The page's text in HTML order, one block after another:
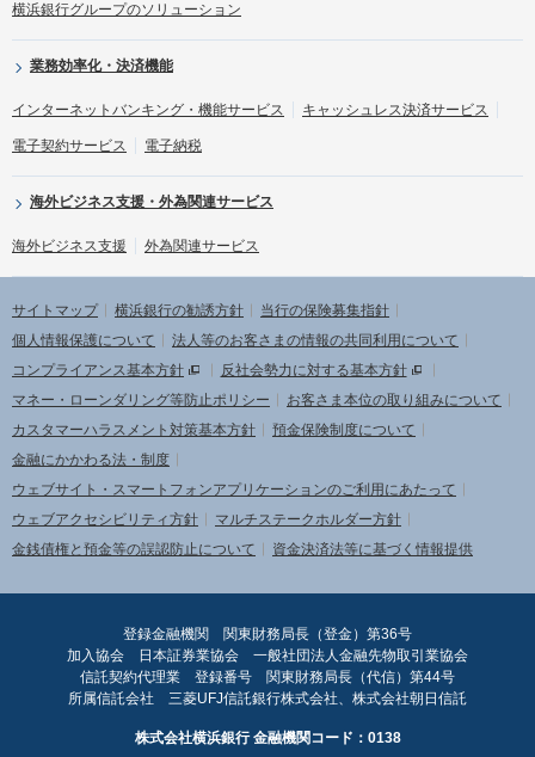
横浜銀行グループのソリューション
業務効率化・決済機能
インターネットバンキング・機能サービス キャッシュレス決済サービス
電子契約サービス 電子納税
海外ビジネス支援・外為関連サービス
海外ビジネス支援 外為関連サービス
サイトマップ 横浜銀行の勧誘方針
当行の保険募集指針
個人情報保護について
法人等のお客さまの情報の共同利用について
コンプライアンス基本方針
反社会勢力に対する基本方針
マネー・ローンダリング等防止ポリシー
お客さま本位の取り組みについて
カスタマーハラスメント対策基本方針
預金保険制度について
金融にかかわる法・制度
ウェブサイト・スマートフォンアプリケーションのご利用にあたって
ウェブアクセシビリティ方針
マルチステークホルダー方針
金銭債権と預金等の誤認防止について
資金決済法等に基づく情報提供
登録金融機関 関東財務局長（登金）第36号
加入協会 日本証券業協会 一般社団法人金融先物取引業協会
信託契約代理業 登録番号 関東財務局長（代信）第44号
所属信託会社 三菱UFJ信託銀行株式会社、株式会社朝日信託
株式会社横浜銀行 金融機関コード：0138